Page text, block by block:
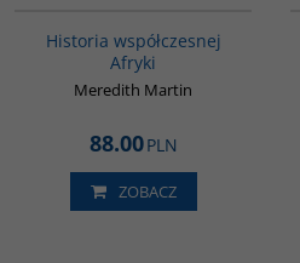
Historia współczesnej
Afryki
Meredith Martin
88.00PLN
ZOBACZ